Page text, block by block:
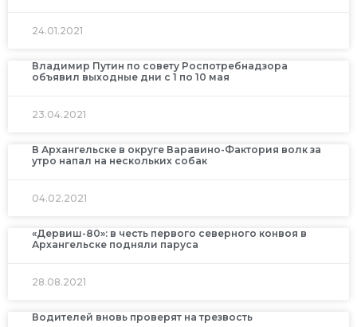
24.01.2021
Владимир Путин по совету Роспотребнадзора
объявил выходные дни с 1 по 10 мая
23.04.2021
В Архангельске в округе Варавино-Фактория волк за
утро напал на нескольких собак
04.02.2021
«Дервиш-80»: в честь первого северного конвоя в
Архангельске подняли паруса
28.08.2021
Водителей вновь проверят на трезвость